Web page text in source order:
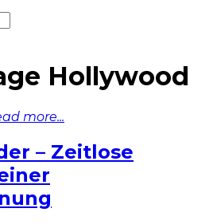
Hollywood
more...
– Zeitlose